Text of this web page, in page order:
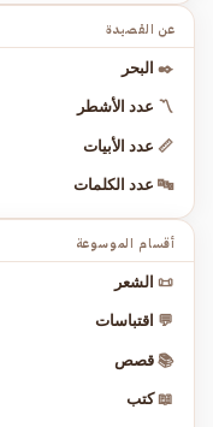
عن القصيدة
✒️ البحر
〽️ عدد الأشطر
📏 عدد الأبيات
🔤 عدد الكلمات
أقسام الموسوعة
📜 الشعر
💬 اقتباسات
📚 قصص
📖 كتب